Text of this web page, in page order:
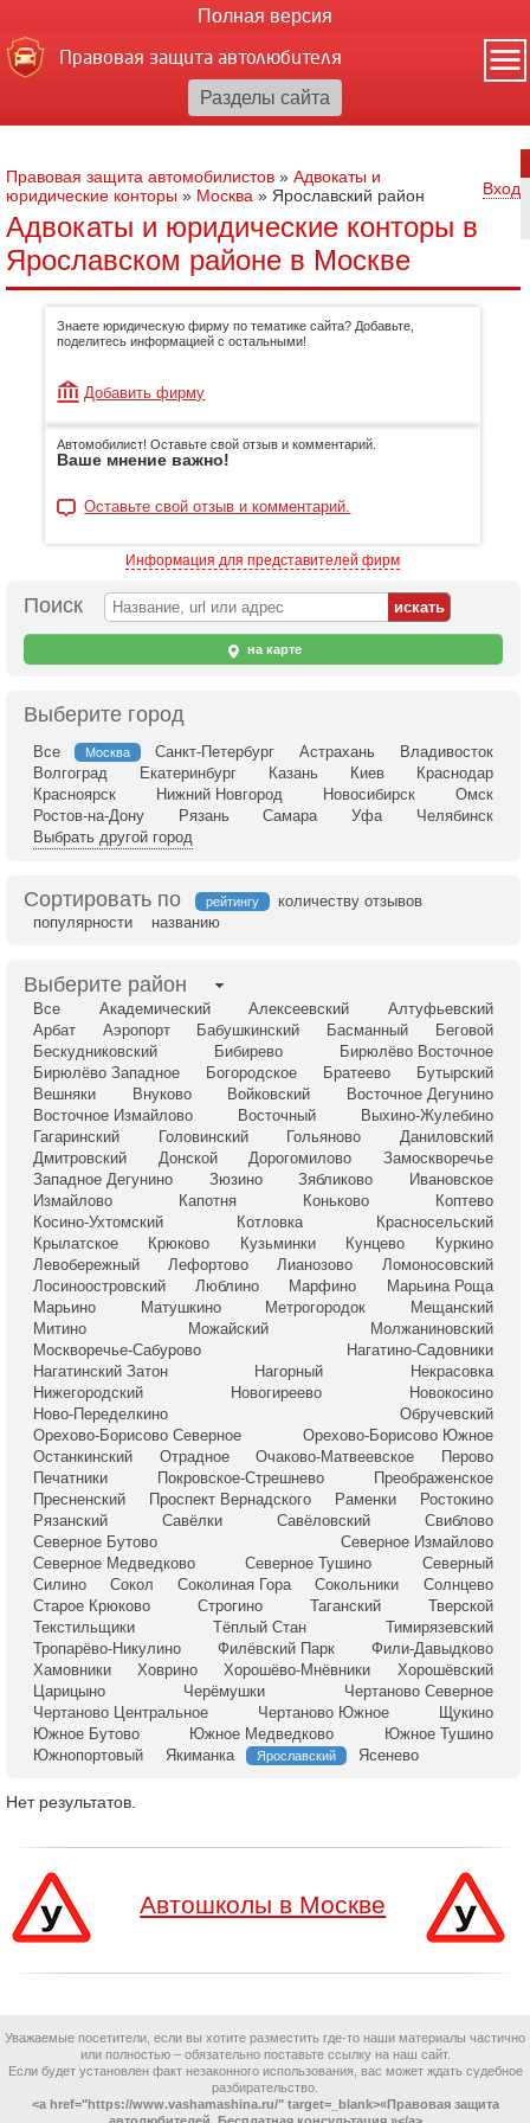
Полная версия
Правовая защита автолюбителя
Правовая защита автомобилистов » Адвокаты и
юридические конторы » Москва » Ярославский район Вход
Адвокаты и юридические конторы в
Ярославском районе в Москве
Знаете юридическую фирму по тематике сайта? Добавьте,
поделитесь информацией с остальными!
Добавить фирму
Автомобилист! Оставьте свой отзыв и комментарий.
Ваше мнение важно!
Оставьте свой отзыв и комментарий.
Информация для представителей фирм
Поиск
на карте
Выберите город
Все Москва Санкт-Петербург Астрахань
Владивосток
Волгоград
Екатеринбург Казань Киев
Краснодар
Красноярск
Нижний Новгород Новосибирск
Омск
Ростов-на-Дону
Рязань Самара Уфа
Челябинск
Выбрать другой город
Сортировать по рейтингу
количеству отзывов
популярности
названию
Выберите район
Все Академический Алексеевский
Алтуфьевский
Арбат
Аэропорт Бабушкинский Басманный
Беговой
Бескудниковский
Бибирево
Бирюлёво Восточное
Бирюлёво Западное
Богородское Братеево
Бутырский
Вешняки
Внуково Войковский
Восточное Дегунино
Восточное Измайлово
Восточный
Выхино-Жулебино
Гагаринский
Головинский Гольяново
Даниловский
Дмитровский
Донской Дорогомилово
Замоскворечье
Западное Дегунино
Зюзино Зябликово
Ивановское
Измайлово
Капотня Коньково
Коптево
Косино-Ухтомский
Котловка
Красносельский
Крылатское
Крюково Кузьминки Кунцево
Куркино
Левобережный
Лефортово Лианозово
Ломоносовский
Лосиноостровский
Люблино Марфино
Марьина Роща
Марьино
Матушкино Метрогородок
Мещанский
Митино
Можайский
Молжаниновский
Москворечье-Сабурово
Нагатино-Садовники
Нагатинский Затон
Нагорный
Некрасовка
Нижегородский
Новогиреево
Новокосино
Ново-Переделкино
Обручевский
Орехово-Борисово Северное
Орехово-Борисово Южное
Останкинский
Отрадное Очаково-Матвеевское
Перово
Печатники
Покровское-Стрешнево
Преображенское
Пресненский
Проспект Вернадского Раменки
Ростокино
Рязанский
Савёлки Савёловский
Свиблово
Северное Бутово
Северное Измайлово
Северное Медведково
Северное Тушино
Северный
Силино
Сокол Соколиная Гора Сокольники
Солнцево
Старое Крюково
Строгино Таганский
Тверской
Текстильщики
Тёплый Стан
Тимирязевский
Тропарёво-Никулино
Филёвский Парк
Фили-Давыдково
Хамовники
Ховрино Хорошёво-Мнёвники
Хорошёвский
Царицыно
Черёмушки
Чертаново Северное
Чертаново Центральное
Чертаново Южное
Щукино
Южное Бутово
Южное Медведково
Южное Тушино
Южнопортовый
Якиманка Ярославский Ясенево
Нет результатов.
Автошколы в Москве
Уважаемые посетители, если вы хотите разместить где-то наши материалы частично
или полностью – обязательно поставьте ссылку на наш сайт.
Если будет установлен факт незаконного использования, вас может ждать судебное
разбирательство.
<a href="https://www.vashamashina.ru/" target=_blank>«Правовая защита